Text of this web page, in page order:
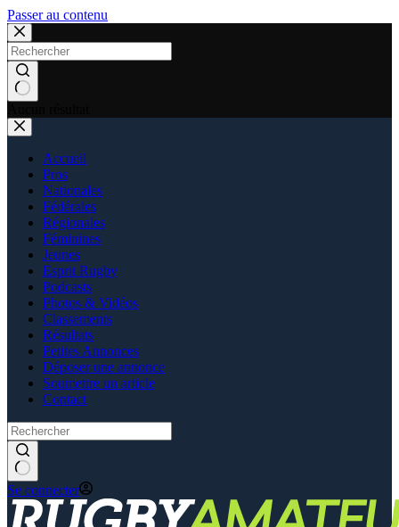
Passer au contenu
Accueil
Pros
Nationales
Fédérales
Régionales
Féminines
Jeunes
Esprit Rugby
Podcasts
Photos & Vidéos
Classements
Résultats
Petites Annonces
Déposer une annonce
Soumettre un article
Contact
Se connecter